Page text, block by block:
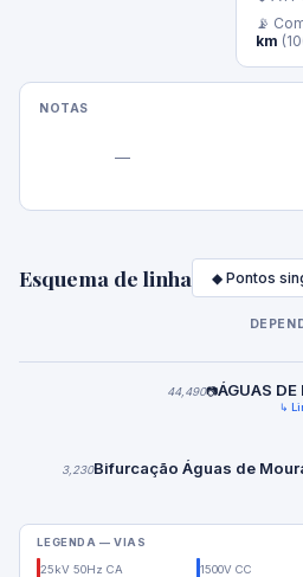
📡
km
NOTAS
Esquema de linha ◆ Pontos
44,490📷ÁGUAS DE
↳
3,230Bifurcação Águas de
LEGENDA — VIAS
25kV 50Hz CA 1500V CC